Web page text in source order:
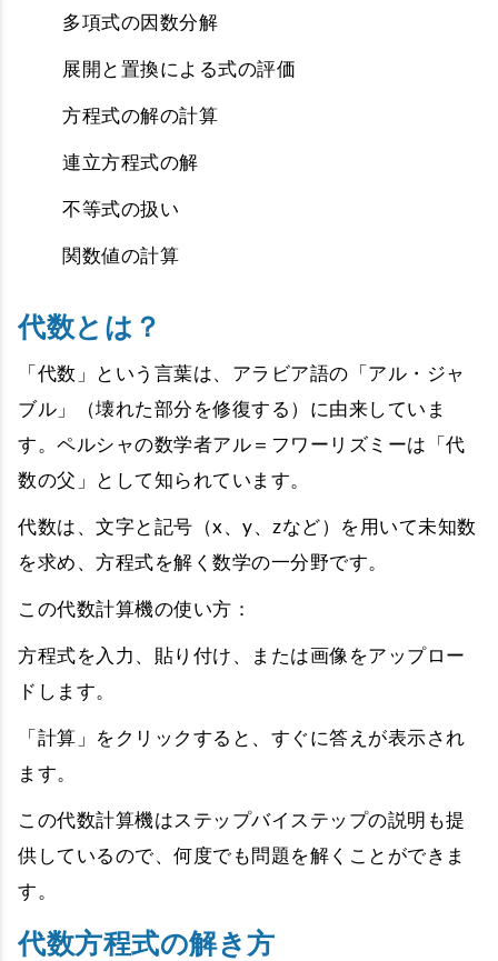
多項式の因数分解
展開と置換による式の評価
方程式の解の計算
連立方程式の解
不等式の扱い
関数値の計算
代数とは？
「代数」という言葉は、アラビア語の「アル・ジャ
ブル」（壊れた部分を修復する）に由来していま
す。ペルシャの数学者アル＝フワーリズミーは「代
数の父」として知られています。
代数は、文字と記号（x、y、zなど）を用いて未知数
を求め、方程式を解く数学の一分野です。
この代数計算機の使い方：
方程式を入力、貼り付け、または画像をアップロー
ドします。
「計算」をクリックすると、すぐに答えが表示され
ます。
この代数計算機はステップバイステップの説明も提
供しているので、何度でも問題を解くことができま
す。
代数方程式の解き方